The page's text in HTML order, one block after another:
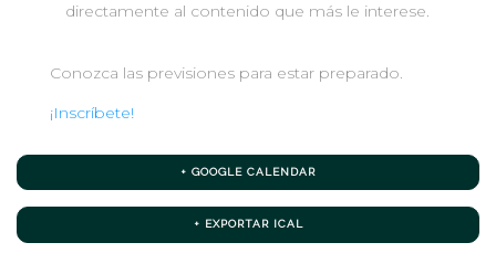
directamente al contenido que más le interese.
Conozca las previsiones para estar preparado.
¡Inscríbete!
+ GOOGLE CALENDAR
+ EXPORTAR ICAL